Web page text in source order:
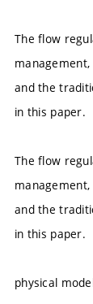
The flow
and the
in this paper.
The flow
and the
in this paper.
physical